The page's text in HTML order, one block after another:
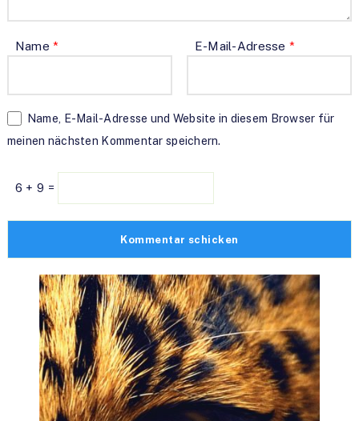
Name* E-Mail-Adresse *
Name, E-Mail-Adresse und Website in diesem Browser für
meinen nächsten Kommentar speichern.
6 + 9 =